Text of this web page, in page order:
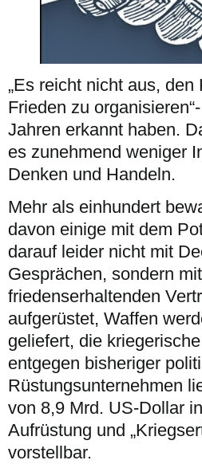
„Es reicht nicht aus,
Frieden zu
Jahren erkannt haben.
es zunehmend weniger
Denken und Handeln.
Mehr als einhundert
davon einige mit dem
darauf leider nicht mit
Gesprächen, sondern
friedenserhaltenden
aufgerüstet, Waffen
geliefert, die
entgegen bisheriger
Rüstungsunternehmen
von 8,9 Mrd. US-Dollar
Aufrüstung und
vorstellbar.